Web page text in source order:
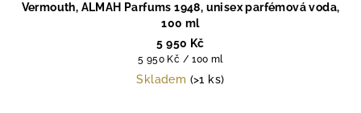
Vermouth, ALMAH Parfums 1948, unisex parfémová voda,
100 ml
5 950 Kč
Měrná
cena:
5 950 Kč / 100 ml
Skladem (>1 ks)